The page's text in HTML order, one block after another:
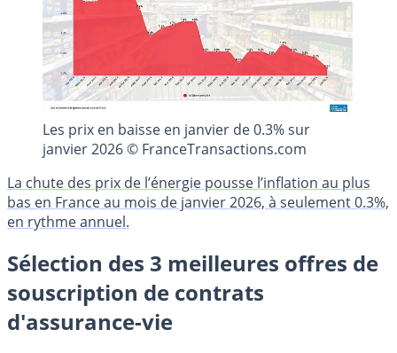
Les prix en baisse en janvier de 0.3% sur
janvier 2026 © FranceTransactions.com
La chute des prix de l’énergie pousse l’inflation au plus
bas en France au mois de janvier 2026, à seulement 0.3%,
en rythme annuel.
Sélection des 3 meilleures offres de
souscription de contrats
d'assurance-vie